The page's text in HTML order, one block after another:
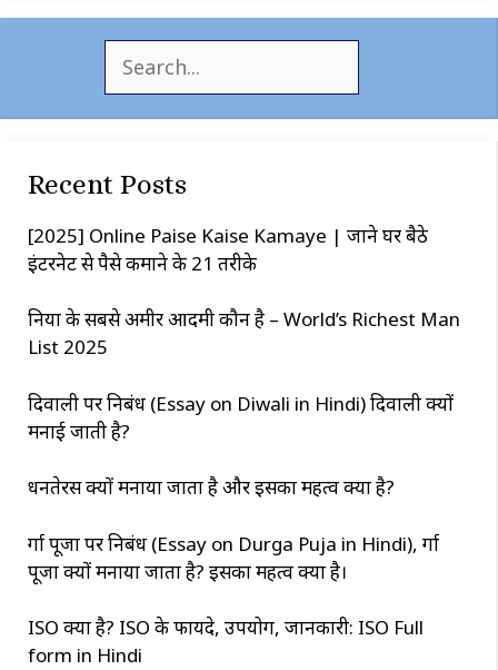
h
Recent Posts
[2025] Online Paise Kaise Kamaye | जाने घर बैठे
इंटरनेट से पैसे कमाने के 21 तरीके
दुनिया के सबसे अमीर आदमी कौन है – World’s Richest Man
List 2025
दिवाली पर निबंध (Essay on Diwali in Hindi) दिवाली क्यों
मनाई जाती है?
धनतेरस क्यों मनाया जाता है और इसका महत्व क्या है?
दुर्गा पूजा पर निबंध (Essay on Durga Puja in Hindi), दुर्गा
पूजा क्यों मनाया जाता है? इसका महत्व क्या है।
ISO क्या है? ISO के फायदे, उपयोग, जानकारी: ISO Full
form in Hindi